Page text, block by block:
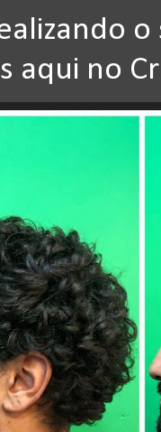
aqui no